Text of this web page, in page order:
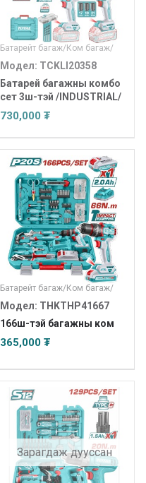
Батарейт багаж/Ком багаж/
Модел: TCKLI20358
Батарей багажны комбо
сет 3ш-тэй /INDUSTRIAL/
730,000 ₮
Батарейт багаж/Ком багаж/
Модел: THKTHP41667
166ш-тэй багажны ком
365,000 ₮
Зарагдаж дууссан